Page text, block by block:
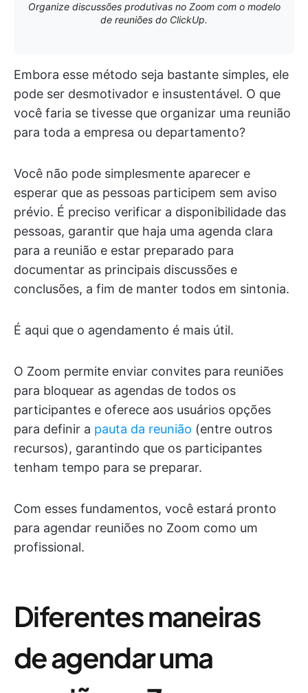
Organize discussões produtivas no Zoom com o modelo
de reuniões do ClickUp.
Embora esse método seja bastante simples, ele
pode ser desmotivador e insustentável. O que
você faria se tivesse que organizar uma reunião
para toda a empresa ou departamento?
Você não pode simplesmente aparecer e
esperar que as pessoas participem sem aviso
prévio. É preciso verificar a disponibilidade das
pessoas, garantir que haja uma agenda clara
para a reunião e estar preparado para
documentar as principais discussões e
conclusões, a fim de manter todos em sintonia.
É aqui que o agendamento é mais útil.
O Zoom permite enviar convites para reuniões
para bloquear as agendas de todos os
participantes e oferece aos usuários opções
para definir a pauta da reunião (entre outros
recursos), garantindo que os participantes
tenham tempo para se preparar.
Com esses fundamentos, você estará pronto
para agendar reuniões no Zoom como um
profissional.
Diferentes maneiras
de agendar uma